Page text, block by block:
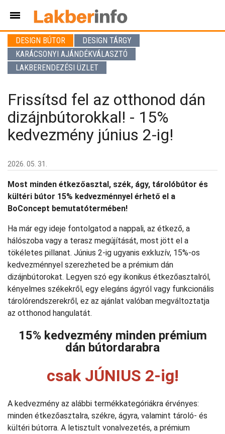
DESIGN BÚTOR
DESIGN TÁRGY
KARÁCSONYI AJÁNDÉKVÁLASZTÓ
LAKBERENDEZÉSI ÜZLET
Frissítsd fel az otthonod dán
dizájnbútorokkal! - 15%
kedvezmény június 2-ig!
2026. 05. 31.
Most minden étkezőasztal, szék, ágy, tárolóbútor és
kültéri bútor 15% kedvezménnyel érhető el a
BoConcept bemutatótermében!
Ha már egy ideje fontolgatod a nappali, az étkező, a
hálószoba vagy a terasz megújítását, most jött el a
tökéletes pillanat. Június 2-ig ugyanis exkluzív, 15%-os
kedvezménnyel szerezheted be a prémium dán
dizájnbútorokat. Legyen szó egy ikonikus étkezőasztalról,
kényelmes székekről, egy elegáns ágyról vagy funkcionális
tárolórendszerekről, ez az ajánlat valóban megváltoztatja
az otthonod hangulatát.
15% kedvezmény minden prémium
dán bútordarabra
csak JÚNIUS 2‑ig!
A kedvezmény az alábbi termékkategóriákra érvényes:
minden étkezőasztalra, székre, ágyra, valamint tároló- és
kültéri bútorra. A letisztult vonalvezetés, a prémium